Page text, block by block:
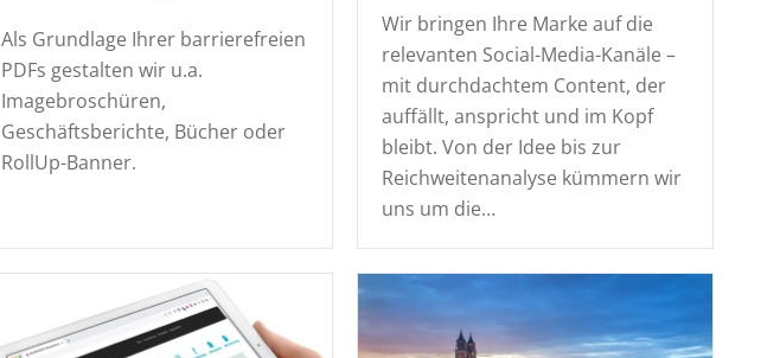
Als Grundlage Ihrer barrierefreien
PDFs gestalten wir u.a.
Imagebroschüren,
Geschäftsberichte, Bücher oder
RollUp-Banner.
Wir bringen Ihre Marke auf die
relevanten Social-Media-Kanäle –
mit durchdachtem Content, der
auffällt, anspricht und im Kopf
bleibt. Von der Idee bis zur
Reichweitenanalyse kümmern wir
uns um die…